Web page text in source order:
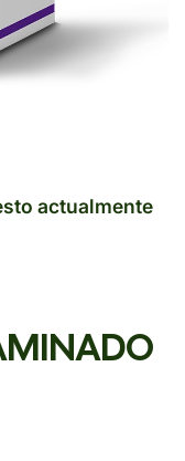
actualmente